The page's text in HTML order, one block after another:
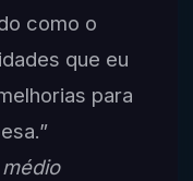
como o
que eu
para